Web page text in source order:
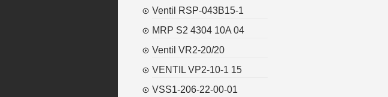
Ventil RSP-043B15-1
MRP S2 4304 10A 04
Ventil VR2-20/20
VENTIL VP2-10-1 15
VSS1-206-22-00-01